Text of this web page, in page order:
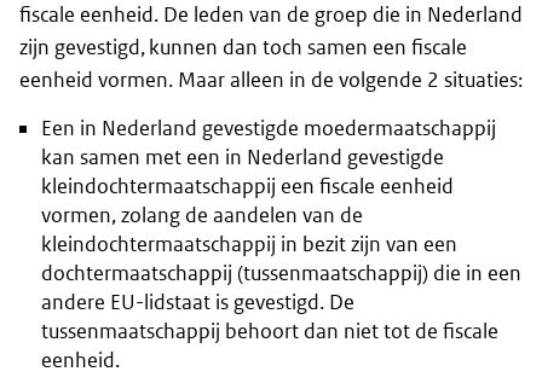
fiscale eenheid. De leden van de groep die in Nederland
zijn gevestigd, kunnen dan toch samen een fiscale
eenheid vormen. Maar alleen in de volgende 2 situaties:
Een in Nederland gevestigde moedermaatschappij
kan samen met een in Nederland gevestigde
kleindochtermaatschappij een fiscale eenheid
vormen, zolang de aandelen van de
kleindochtermaatschappij in bezit zijn van een
dochtermaatschappij (tussenmaatschappij) die in een
andere EU-lidstaat is gevestigd. De
tussenmaatschappij behoort dan niet tot de fiscale
eenheid.